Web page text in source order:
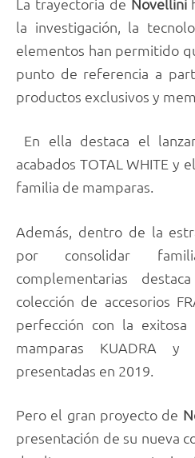
la investigación, la
elementos han permitido
punto de referencia a
productos exclusivos y
En ella destaca el
acabados TOTAL WHITE y
familia de mamparas.
Además, dentro de la
por consolidar
complementarias
colección de accesorios
perfección con la
mamparas KUADRA y
presentadas en 2019.
Pero el gran proyecto de
presentación de su nueva